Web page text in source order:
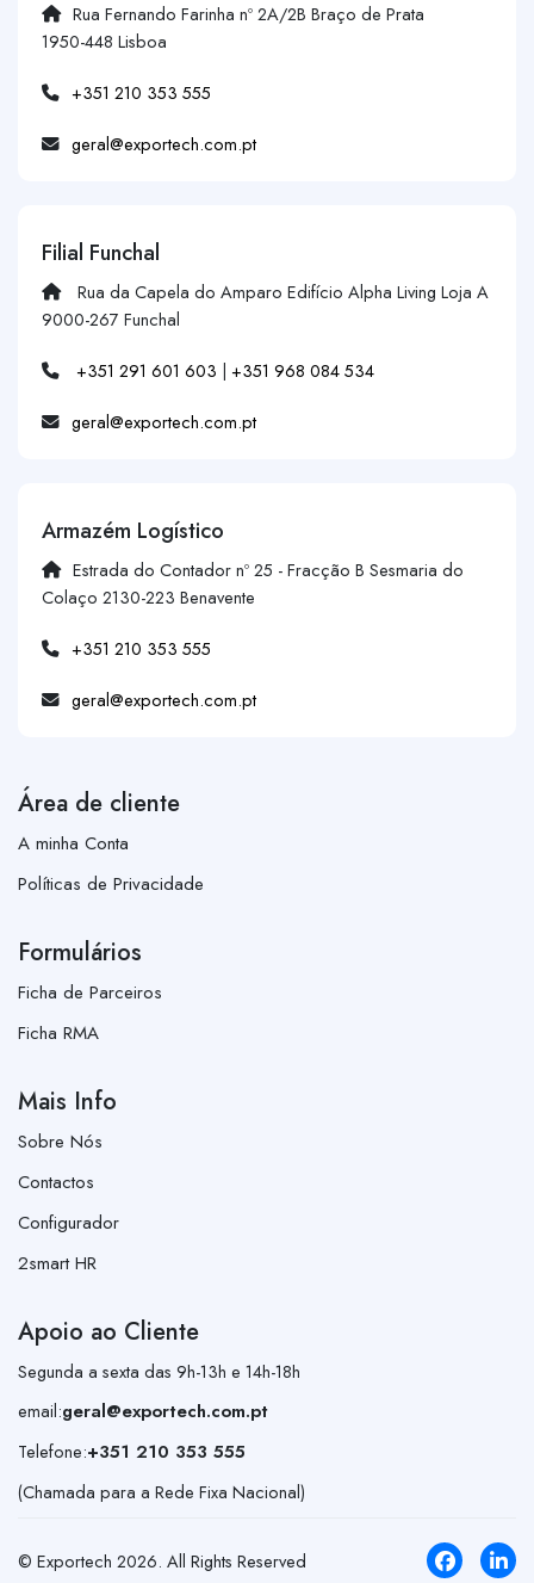
Rua Fernando Farinha nº 2A/2B Braço de Prata
1950-448 Lisboa
+351 210 353 555
geral@exportech.com.pt
Filial Funchal
Rua da Capela do Amparo Edifício Alpha Living Loja A
9000-267 Funchal
+351 291 601 603 | +351 968 084 534
geral@exportech.com.pt
Armazém Logístico
Estrada do Contador nº 25 - Fracção B Sesmaria do
Colaço 2130-223 Benavente
+351 210 353 555
geral@exportech.com.pt
Área de cliente
A minha Conta
Políticas de Privacidade
Formulários
Ficha de Parceiros
Ficha RMA
Mais Info
Sobre Nós
Contactos
Configurador
2smart HR
Apoio ao Cliente
Segunda a sexta das 9h-13h e 14h-18h
email:geral@exportech.com.pt
Telefone:+351 210 353 555
(Chamada para a Rede Fixa Nacional)
© Exportech 2026. All Rights Reserved